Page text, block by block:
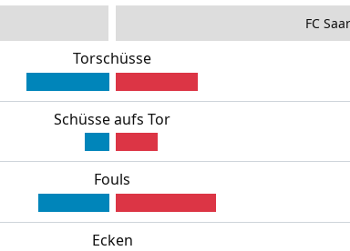
FC
Torschüsse
Schüsse aufs Tor
Fouls
Ecken